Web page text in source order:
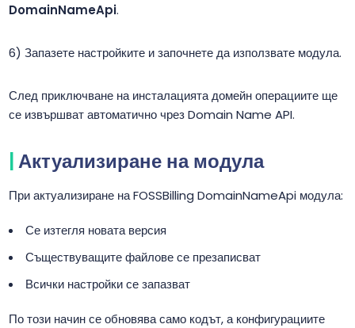
DomainNameApi.
Запазете настройките и започнете да използвате модула.
След приключване на инсталацията домейн операциите ще
се извършват автоматично чрез Domain Name API.
Актуализиране на модула
При актуализиране на FOSSBilling DomainNameApi модула:
Се изтегля новата версия
Съществуващите файлове се презаписват
Всички настройки се запазват
По този начин се обновява само кодът, а конфигурациите